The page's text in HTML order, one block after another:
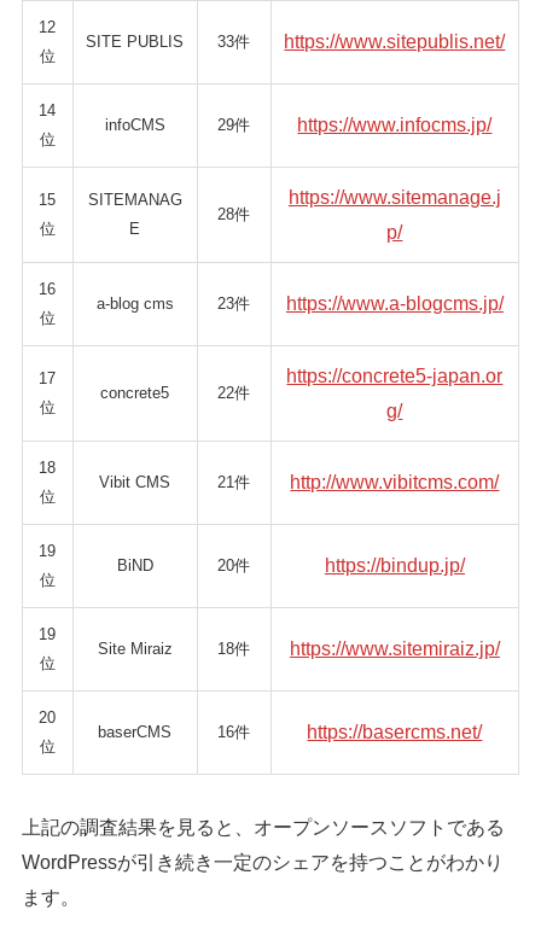
12
位
SITE PUBLIS 33件 https://www.sitepublis.net/
14
位
infoCMS 29件 https://www.infocms.jp/
15
位
SITEMANAG
E
28件
https://www.sitemanage.j
p/
16
位
a-blog cms 23件 https://www.a-blogcms.jp/
17
位
concrete5 22件
https://concrete5-japan.or
g/
18
位
Vibit CMS 21件 http://www.vibitcms.com/
19
位
BiND 20件 https://bindup.jp/
19
位
Site Miraiz 18件 https://www.sitemiraiz.jp/
20
位
baserCMS 16件 https://basercms.net/
上記の調査結果を見ると、オープンソースソフトである
WordPressが引き続き一定のシェアを持つことがわかり
ます。